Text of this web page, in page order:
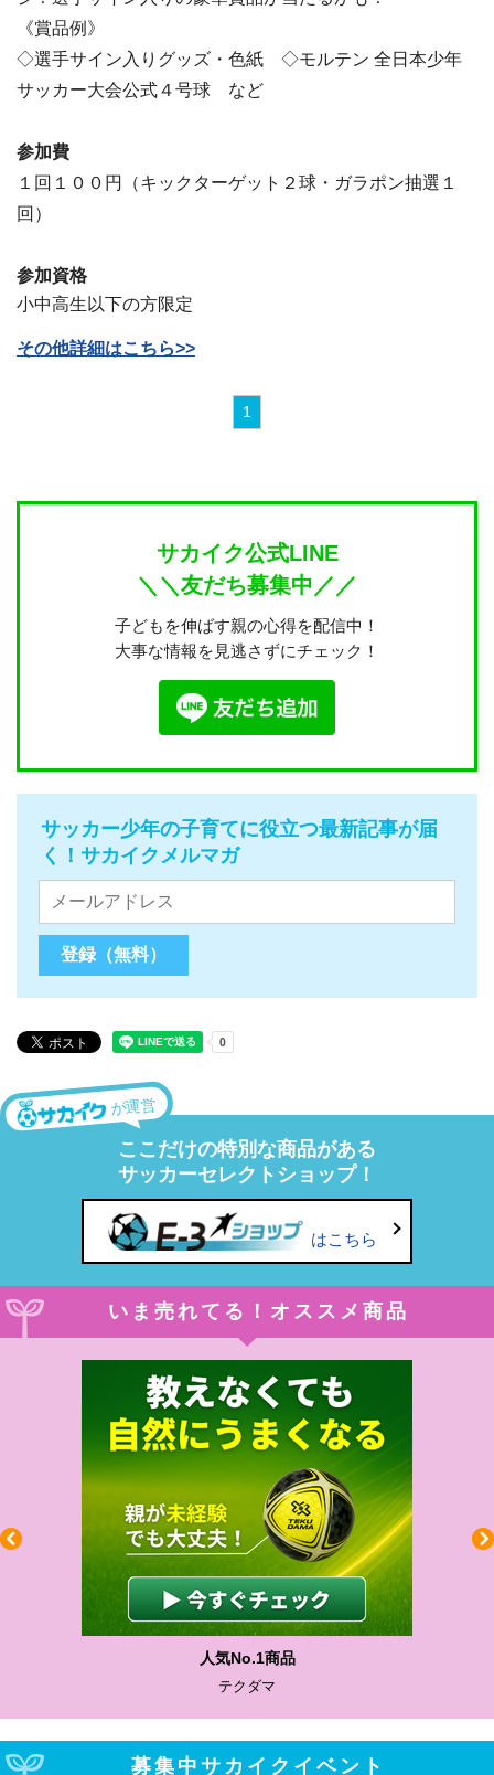
《賞品例》
◇選手サイン入りグッズ・色紙 ◇モルテン 全日本少年
サッカー大会公式４号球 など
参加費
１回１００円（キックターゲット２球・ガラポン抽選１
回）
参加資格
小中高生以下の方限定
その他詳細はこちら>>
1
サカイク公式LINE
＼＼友だち募集中／／
子どもを伸ばす親の心得を配信中！
大事な情報を見逃さずにチェック！
サッカー少年の子育てに役立つ最新記事が届
く！サカイクメルマガ
が運営
ここだけの特別な商品がある
サッカーセレクトショップ！
はこちら
いま売れてる！オススメ商品
人気No.1商品
テクダマ
募集中サカイクイベント